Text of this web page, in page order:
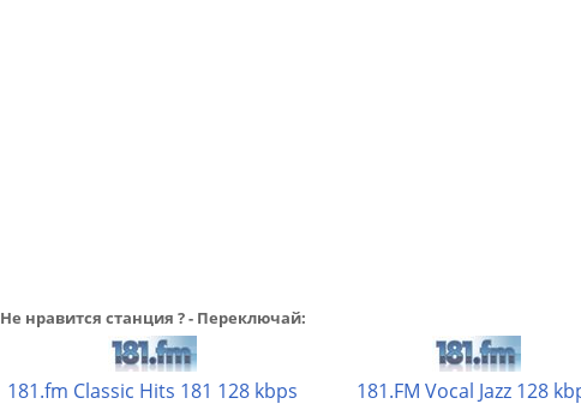
Не нравится станция ? - Переключай:
181.fm Classic Hits 181 128 kbps 181.FM Vocal Jazz 128